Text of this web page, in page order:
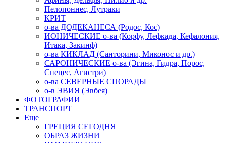
Пелопоннес, Лутраки
КРИТ
о-ва ДОДЕКАНЕСА (Родос, Кос)
ИОНИЧЕСКИЕ о-ва (Корфу, Лефкада, Кефалония,
Итака, Закинф)
о-ва КИКЛАД (Санторини, Миконос и др.)
САРОНИЧЕСКИЕ о-ва (Эгина, Гидра, Порос,
Спецес, Агистри)
о-ва СЕВЕРНЫЕ СПОРАДЫ
о-в ЭВИЯ (Эвбея)
ФОТОГРАФИИ
ТРАНСПОРТ
Еще
ГРЕЦИЯ СЕГОДНЯ
ОБРАЗ ЖИЗНИ